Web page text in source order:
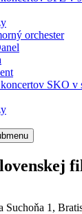
orchester
SKO v
Suchoňa 1,